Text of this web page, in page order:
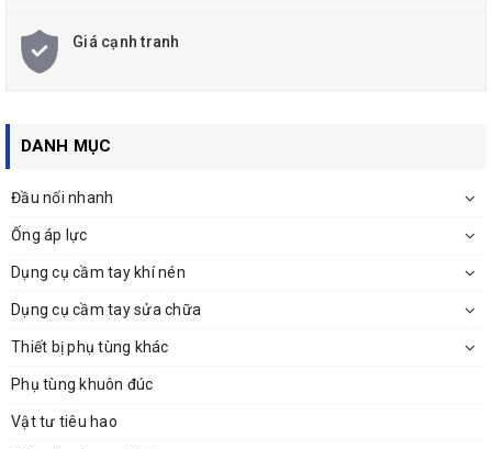
Giá cạnh tranh
DANH MỤC
Đầu nối nhanh
Ống áp lực
Dụng cụ cầm tay khí nén
Dụng cụ cầm tay sửa chữa
Thiết bị phụ tùng khác
Phụ tùng khuôn đúc
Vật tư tiêu hao